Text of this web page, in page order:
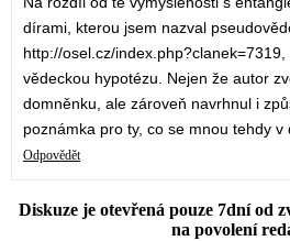
dírami, kterou jsem nazval
http://osel.cz/
vědeckou hypotézu. Nejen že autor
domněnku, ale zároveň navrhnul i
poznámka pro ty, co se mnou tehdy v
Odpovědět
Diskuze je otevřená pouze 7dní od
na povolení